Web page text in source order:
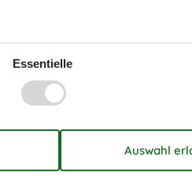
Ja
Ja
Draußen
Dusche im Freien
Gartenmöbel
Essentielle